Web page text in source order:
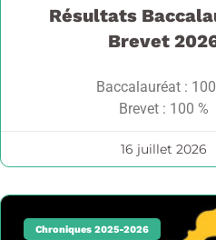
Résultats
Brevet
Baccalauréat :
Brevet : 100 %
16 juillet 2026
Chroniques 2025-2026